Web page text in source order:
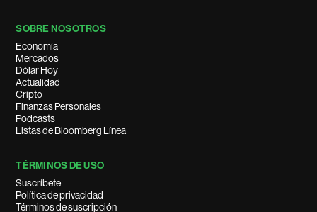
SOBRE NOSOTROS
Economía
Mercados
Dólar Hoy
Actualidad
Cripto
Finanzas Personales
Podcasts
Listas de Bloomberg Línea
TÉRMINOS DE USO
Suscríbete
Política de privacidad
Términos de suscripción